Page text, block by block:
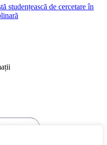
studențească de cercetare în